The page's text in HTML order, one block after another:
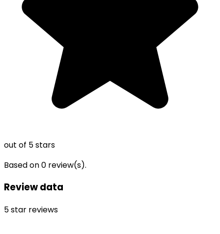
out of 5 stars
Based on0 review(s).
Review data
5star reviews